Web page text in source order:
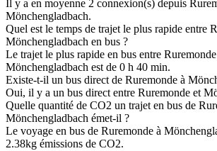
Il y a en moyenne 2 connexion(s) depuis
Mönchengladbach.
Quel est le temps de trajet le plus rapide entre
Mönchengladbach en bus ?
Le trajet le plus rapide en bus entre
Mönchengladbach est de 0 h 40 min.
Existe-t-il un bus direct de Ruremonde à
Oui, il y a un bus direct entre Ruremonde et
Quelle quantité de CO2 un trajet en bus de
Mönchengladbach émet-il ?
Le voyage en bus de Ruremonde à
2.38kg émissions de CO2.